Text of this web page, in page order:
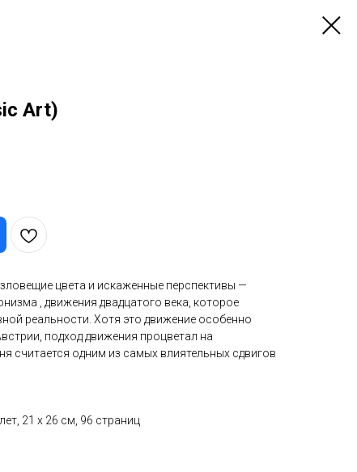
Art)
цвета и искаженные перспективы —
, движения двадцатого века, которое
реальности. Хотя это движение особенно
подход движения процветал на
считается одним из самых влиятельных сдвигов
21 x 26 см, 96 страниц